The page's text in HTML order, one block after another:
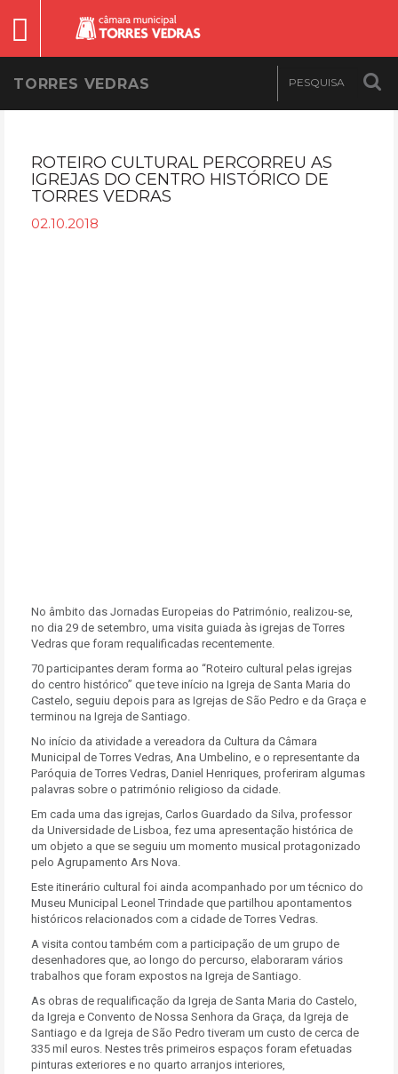
TORRES VEDRAS
ROTEIRO CULTURAL PERCORREU AS
IGREJAS DO CENTRO HISTÓRICO DE
TORRES VEDRAS
02.10.2018
No âmbito das Jornadas Europeias do Património, realizou-se,
no dia 29 de setembro, uma visita guiada às igrejas de Torres
Vedras que foram requalificadas recentemente.
70 participantes deram forma ao “Roteiro cultural pelas igrejas
do centro histórico” que teve início na Igreja de Santa Maria do
Castelo, seguiu depois para as Igrejas de São Pedro e da Graça e
terminou na Igreja de Santiago.
No início da atividade a vereadora da Cultura da Câmara
Municipal de Torres Vedras, Ana Umbelino, e o representante da
Paróquia de Torres Vedras, Daniel Henriques, proferiram algumas
palavras sobre o património religioso da cidade.
Em cada uma das igrejas, Carlos Guardado da Silva, professor
da Universidade de Lisboa, fez uma apresentação histórica de
um objeto a que se seguiu um momento musical protagonizado
pelo Agrupamento Ars Nova.
Este itinerário cultural foi ainda acompanhado por um técnico do
Museu Municipal Leonel Trindade que partilhou apontamentos
históricos relacionados com a cidade de Torres Vedras.
A visita contou também com a participação de um grupo de
desenhadores que, ao longo do percurso, elaboraram vários
trabalhos que foram expostos na Igreja de Santiago.
As obras de requalificação da Igreja de Santa Maria do Castelo,
da Igreja e Convento de Nossa Senhora da Graça, da Igreja de
Santiago e da Igreja de São Pedro tiveram um custo de cerca de
335 mil euros. Nestes três primeiros espaços foram efetuadas
pinturas exteriores e no quarto arranjos interiores,